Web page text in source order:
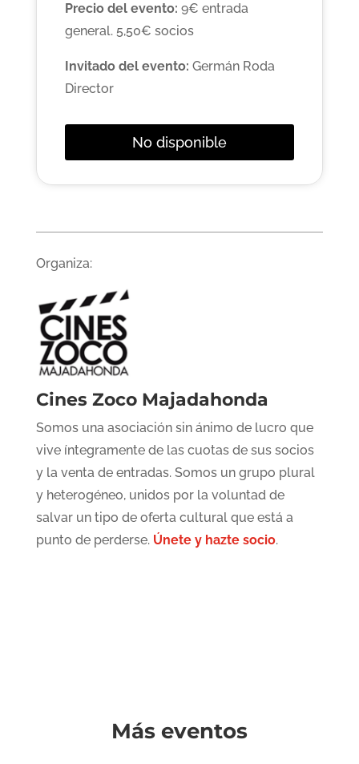
Precio del evento: 9€ entrada
general. 5,50€ socios
Invitado del evento: Germán Roda
Director
No disponible
Organiza:
Cines Zoco Majadahonda
Somos una asociación sin ánimo de lucro que
vive íntegramente de las cuotas de sus socios
y la venta de entradas. Somos un grupo plural
y heterogéneo, unidos por la voluntad de
salvar un tipo de oferta cultural que está a
punto de perderse. Únete y hazte socio.
Más eventos